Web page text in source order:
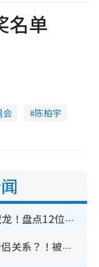
名单
会
陈柏宇
《爱·回家》隐形富豪卧虎藏龙！盘点12位财气逼人的有钱艺人：这位美女3亿身家不愁做
叶泓文拍拖一周年亲口否认情侣关系？！被质疑感情造假竟称GM“普通同事”